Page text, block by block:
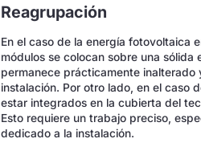
Reagrupación
En el caso de la energía fotovoltaica
módulos se colocan sobre una
permanece prácticamente
instalación. Por otro lado, en el caso
estar integrados en la cubierta del
Esto requiere un trabajo preciso,
dedicado a la instalación.